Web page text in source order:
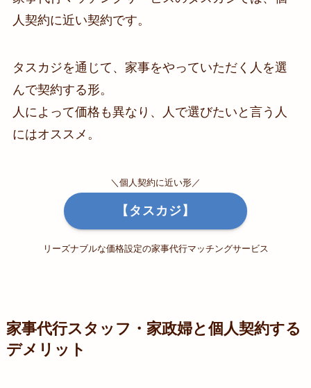
人契約に近い契約です。
タスカジを通じて、家事をやっていただく人を選
んで契約する形。
人によって価格も異なり、人で選びたいと言う人
にはオススメ。
＼個人契約に近い形／
【タスカジ】
リーズナブルな価格設定の家事代行マッチングサービス
家事代行スタッフ・家政婦と個人契約する
デメリット